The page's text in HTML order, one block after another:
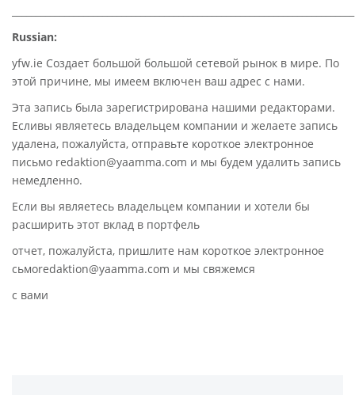
Russian:
yfw.ie Создает большой большой сетевой рынок в мире. По
этой причине, мы имеем включен ваш адрес с нами.
Эта запись была зарегистрирована нашими редакторами.
Есливы являетесь владельцем компании и желаете запись
удалена, пожалуйста, отправьте короткое электронное
письмо redaktion@yaamma.com и мы будем удалить запись
немедленно.
Если вы являетесь владельцем компании и хотели бы
расширить этот вклад в портфель
отчет, пожалуйста, пришлите нам короткое электронное
сьмоredaktion@yaamma.com и мы свяжемся
с вами